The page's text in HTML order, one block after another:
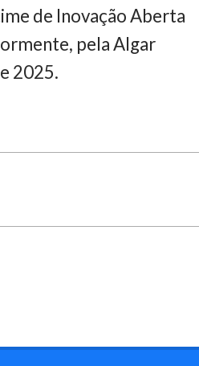
de Inovação Aberta
pela Algar
2025.